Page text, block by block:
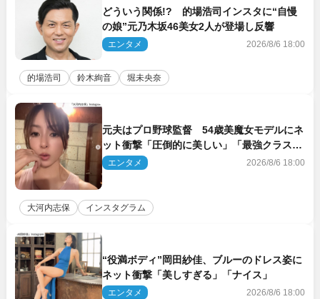
どういう関係!? 的場浩司インスタに“自慢
の娘”元乃木坂46美女2人が登場し反響
エンタメ 2026/8/6 18:00
的場浩司 鈴木絢音 堀未央奈
元夫はプロ野球監督 54歳美魔女モデルにネ
ット衝撃「圧倒的に美しい」「最強クラス」
「うっとり」
エンタメ 2026/8/6 18:00
大河内志保 インスタグラム
“役満ボディ”岡田紗佳、ブルーのドレス姿に
ネット衝撃「美しすぎる」「ナイス」
エンタメ 2026/8/6 18:00